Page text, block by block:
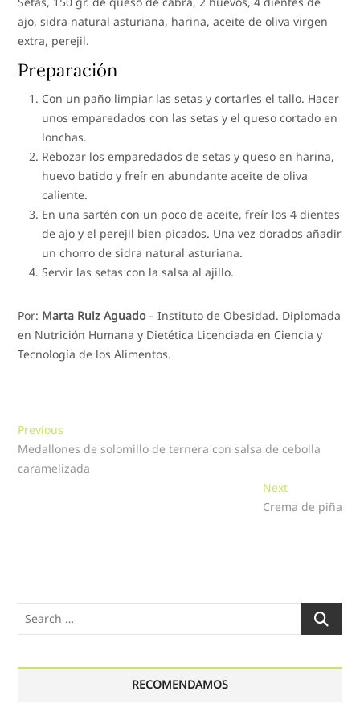
ajo, sidra natural asturiana, harina, aceite de oliva virgen
extra, perejil.
Preparación
Con un paño limpiar las setas y cortarles el tallo. Hacer
unos emparedados con las setas y el queso cortado en
lonchas.
Rebozar los emparedados de setas y queso en harina,
huevo batido y freír en abundante aceite de oliva
caliente.
En una sartén con un poco de aceite, freír los 4 dientes
de ajo y el perejil bien picados. Una vez dorados añadir
un chorro de sidra natural asturiana.
Servir las setas con la salsa al ajillo.
Por: Marta Ruiz Aguado– Instituto de Obesidad. Diplomada
en Nutrición Humana y Dietética Licenciada en Ciencia y
Tecnología de los Alimentos.
Navegación
de
Previous
post:
Medallones de solomillo de ternera con salsa de cebolla
caramelizada
NextNext
post:
Crema de piña
Search
RECOMENDAMOS